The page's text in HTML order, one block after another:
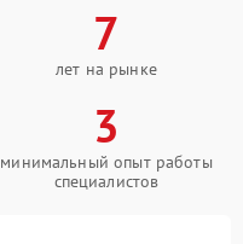
7
лет на рынке
3
минимальный опыт работы
специалистов